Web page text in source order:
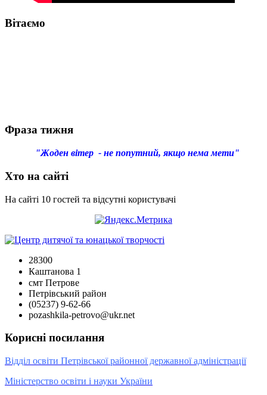
Вітаємо
Фраза тижня
"Жоден вітер - не попутний, якщо нема мети"
Хто на сайті
На сайті 10 гостей та відсутні користувачі
28300
Каштанова 1
смт Петрове
Петрівський район
(05237) 9-62-66
pozashkila-petrovo@ukr.net
Корисні посилання
Відділ освіти Петрівської районної державної адміністрації
Міністерство освіти і науки України